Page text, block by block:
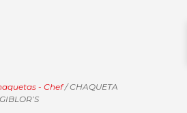
- Chef/ CHAQUETA